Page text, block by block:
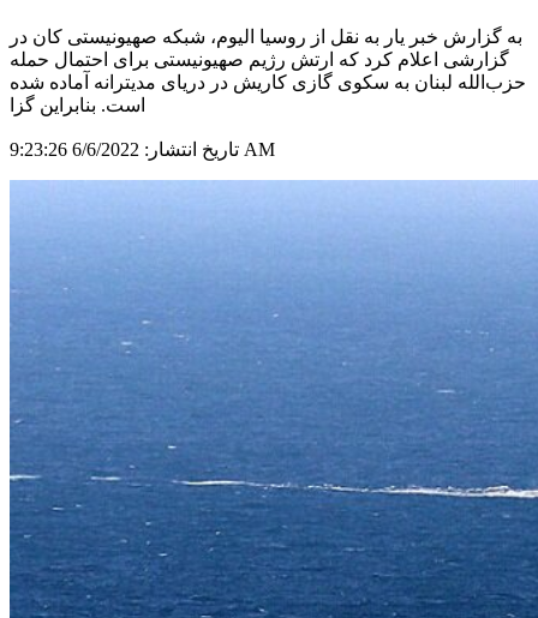
به گزارش خبر یار به نقل از روسیا الیوم، شبکه صهیونیستی کان در
گزارشی اعلام کرد که ارتش رژیم صهیونیستی برای احتمال حمله
حزب‌الله لبنان به سکوی گازی کاریش در دریای مدیترانه آماده شده
است. بنابراین گزا
تاریخ انتشار: 6/6/2022 9:23:26 AM